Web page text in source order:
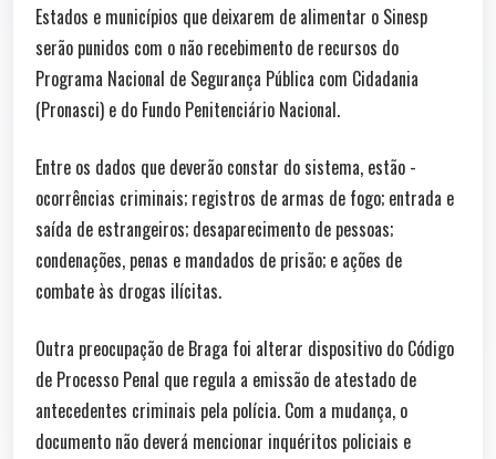
Estados e municípios que deixarem de alimentar o Sinesp
serão punidos com o não recebimento de recursos do
Programa Nacional de Segurança Pública com Cidadania
(Pronasci) e do Fundo Penitenciário Nacional.
Entre os dados que deverão constar do sistema, estão ­
ocorrências criminais; registros de armas de fogo; entrada e
saída de estrangeiros; desaparecimento de pessoas;
condenações, penas e mandados de prisão; e ações de
combate às drogas ilícitas.
Outra preocupação de Braga foi alterar dispositivo do Código
de Processo Penal que regula a emissão de atestado de
antecedentes criminais pela polícia. Com a mudança, o
documento não deverá mencionar inquéritos policiais e